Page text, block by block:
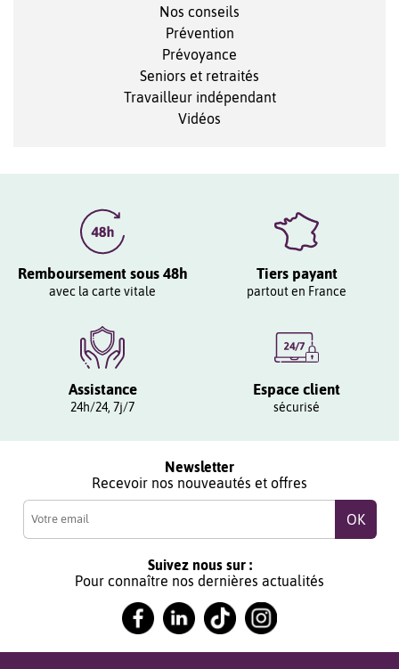
Nos conseils
Prévention
Prévoyance
Seniors et retraités
Travailleur indépendant
Vidéos
Remboursement sous 48h
avec la carte vitale
Tiers payant
partout en France
Assistance
24h/24, 7j/7
Espace client
sécurisé
Newsletter
Recevoir nos nouveautés et offres
Suivez nous sur :
Pour connaître nos dernières actualités